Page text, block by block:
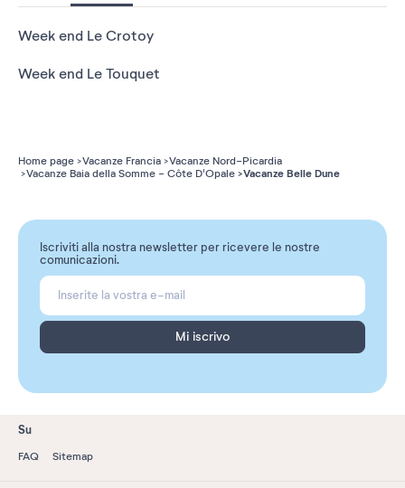
Week end Le Crotoy
Week end Le Touquet
Home page Vacanze Francia
Vacanze Nord-Picardia
Vacanze Baia della Somme - Côte D'Opale
Vacanze Belle Dune
Iscriviti alla nostra newsletter per ricevere le nostre
comunicazioni.
Mi iscrivo
Su
FAQ Sitemap